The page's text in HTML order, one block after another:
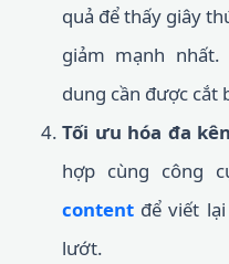
quả để thấy giây
giảm mạnh
dung cần được cắt
Tối ưu hóa đa
hợp cùng công
content để viết
lướt.